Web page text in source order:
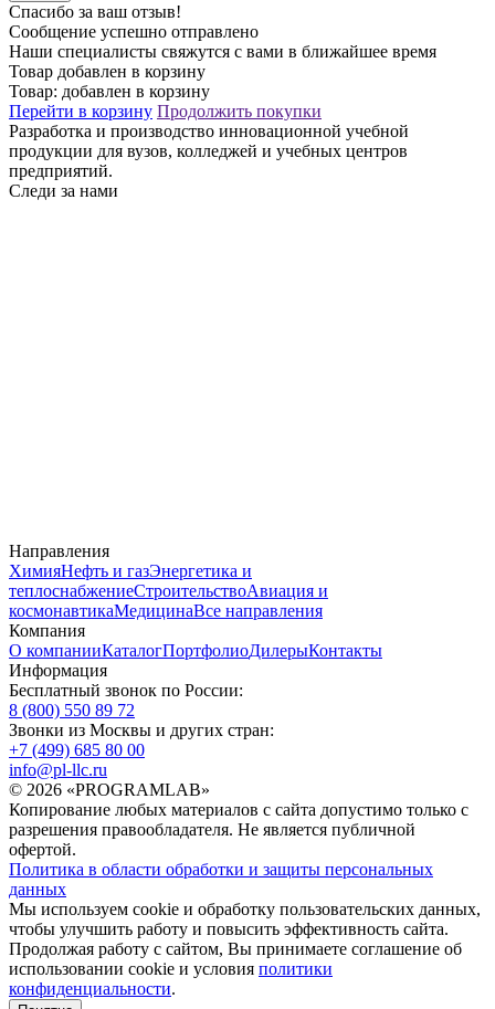
Спасибо за ваш отзыв!
Сообщение успешно отправлено
Наши специалисты свяжутся с вами в ближайшее время
Товар добавлен в корзину
Товар: добавлен в корзину
Перейти в корзину Продолжить покупки
Разработка и производство инновационной учебной
продукции для вузов, колледжей и учебных центров
предприятий.
Следи за нами
Направления
ХимияНефть и газЭнергетика и
теплоснабжениеСтроительствоАвиация и
космонавтикаМедицинаВсе направления
Компания
О компанииКаталогПортфолиоДилерыКонтакты
Информация
Бесплатный звонок по России:
8 (800) 550 89 72
Звонки из Москвы и других стран:
+7 (499) 685 80 00
info@pl-llc.ru
© 2026 «PROGRAMLAB»
Копирование любых материалов с сайта допустимо только с
разрешения правообладателя. Не является публичной
офертой.
Политика в области обработки и защиты персональных
данных
Мы используем cookie и обработку пользовательских данных,
чтобы улучшить работу и повысить эффективность сайта.
Продолжая работу с сайтом, Вы принимаете соглашение об
использовании cookie и условия политики
конфиденциальности.